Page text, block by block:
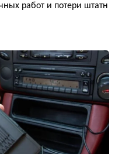
работ и потери штатн